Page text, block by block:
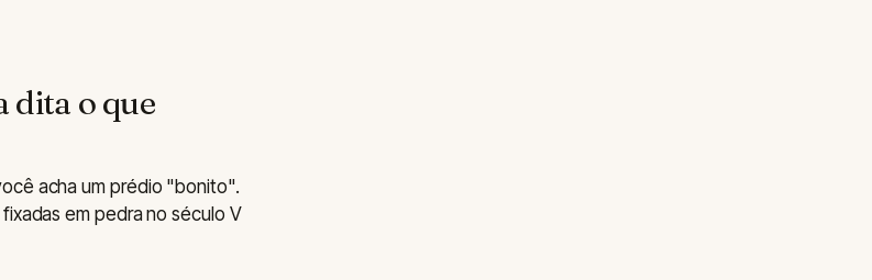
dita o que
acha um prédio "bonito".
em pedra no século V